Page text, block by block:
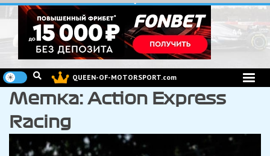
Перейти
к
содержимому
QUEEN-OF-MOTORSPORT.com
Метка: Action Express
Racing